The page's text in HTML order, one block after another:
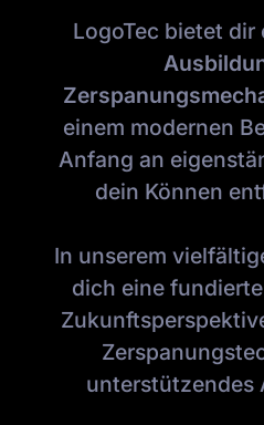
LogoTec bietet dir
einem modernen
Anfang an
dein Können
In unserem
dich eine
unterstützendes